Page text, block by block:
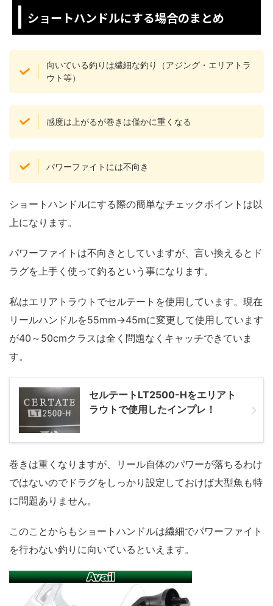
ショートハンドルにする場合のまとめ
向いている釣りは繊細な釣り（アジング・エリアトラ
ウト等）
感度は上がるが巻きは僅かに重くなる
パワーファイトには不向き
ショートハンドルにする際の簡単なチェックポイントは以
上になります。
パワーファイトは不向きとしていますが、言い換えるとド
ラグを上手く使って釣るという事になります。
私はエリアトラウトでセルテートを使用しています。現在
リールハンドルを55mm→45mに変更して使用しています
が40～50cmクラスは全く問題なくキャッチできていま
す。
セルテートLT2500-Hをエリアト
ラウトで使用したインプレ！
巻きは重くなりますが、リール自体のパワーが落ちるわけ
ではないのでドラグをしっかり設定しておけば大型魚も特
に問題ありません。
このことからもショートハンドルは繊細でパワーファイト
を行わない釣りに向いているといえます。